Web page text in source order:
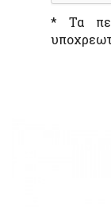
* Τα